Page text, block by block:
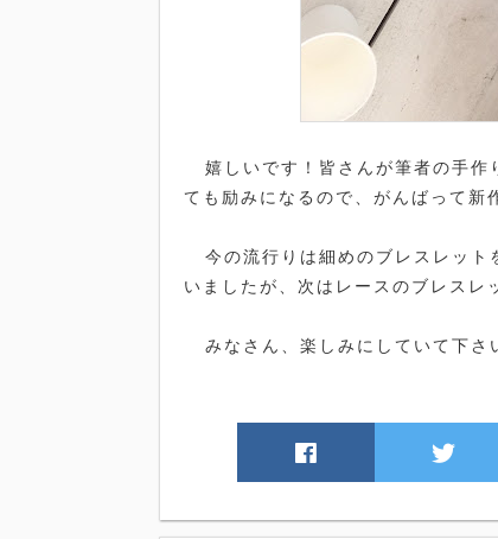
嬉しいです！皆さんが筆者の手作
ても励みになるので、がんばって新
今の流行りは細めのブレスレット
いましたが、次はレースのブレスレ
みなさん、楽しみにしていて下さ